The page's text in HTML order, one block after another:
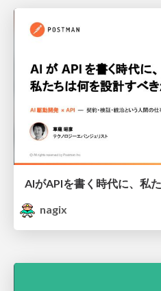
AIがAPIを書く時代に、私
nagix